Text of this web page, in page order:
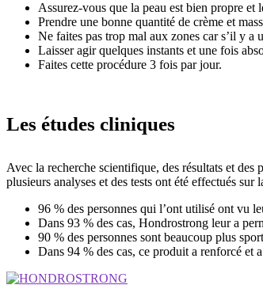
Assurez-vous que la peau est bien propre et
Prendre une bonne quantité de crème et
Ne faites pas trop mal aux zones car s’il y a
Laisser agir quelques instants et une fois
Faites cette procédure 3 fois par jour.
Les études cliniques
Avec la recherche scientifique, des résultats et des
plusieurs analyses et des tests ont été effectués
96 % des personnes qui l’ont utilisé ont vu
Dans 93 % des cas, Hondrostrong leur a
90 % des personnes sont beaucoup plus
Dans 94 % des cas, ce produit a renforcé et